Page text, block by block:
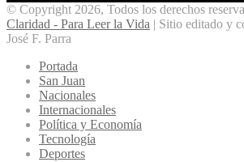
© Copyright 2026, Todos los derechos
Claridad - Para Leer la Vida | Sitio editado y
José F. Parra
Portada
San Juan
Nacionales
Internacionales
Política y Economía
Tecnología
Deportes